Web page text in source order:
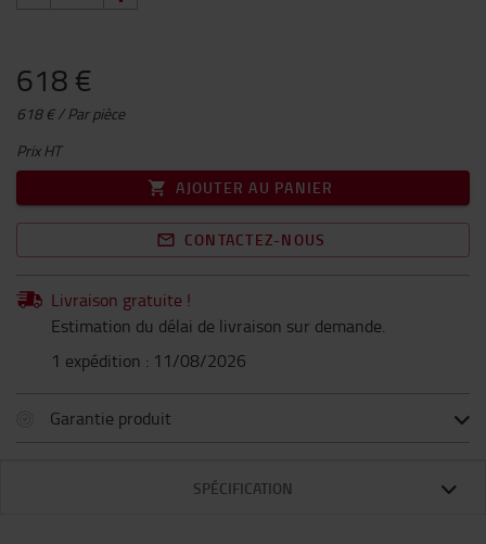
618 €
618 € / Par pièce
Prix HT
AJOUTER AU PANIER
CONTACTEZ-NOUS
Livraison gratuite !
Estimation du délai de livraison sur demande.
1 expédition : 11/08/2026
Garantie produit
SPÉCIFICATION